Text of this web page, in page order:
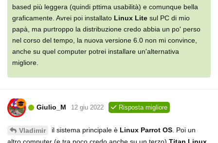
based più leggera (quindi pttima usabilità) e comunque bella
graficamente. Avrei poi installato Linux Lite sul PC di mio
papà, ma purtroppo la distribuzione credo abbia un po' perso
nel corso del tempo, la nuova versione 6.0 non mi convince,
anche su quel computer potrei installare un'alternativa
migliore.
Giulio_M 12 giu 2022 Risposta migliore
Vladimir il sistema principale è Linux Parrot OS . Poi un
altro computer (e tra poco credo anche su un terzo) Titan Linux